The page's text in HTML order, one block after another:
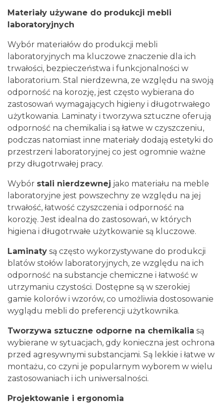
Materiały używane do produkcji mebli
laboratoryjnych
Wybór materiałów do produkcji mebli
laboratoryjnych ma kluczowe znaczenie dla ich
trwałości, bezpieczeństwa i funkcjonalności w
laboratorium. Stal nierdzewna, ze względu na swoją
odporność na korozję, jest często wybierana do
zastosowań wymagających higieny i długotrwałego
użytkowania. Laminaty i tworzywa sztuczne oferują
odporność na chemikalia i są łatwe w czyszczeniu,
podczas natomiast inne materiały dodają estetyki do
przestrzeni laboratoryjnej co jest ogromnie ważne
przy długotrwałej pracy.
Wybór stali nierdzewnej jako materiału na meble
laboratoryjne jest powszechny ze względu na jej
trwałość, łatwość czyszczenia i odporność na
korozję. Jest idealna do zastosowań, w których
higiena i długotrwałe użytkowanie są kluczowe.
Laminaty są często wykorzystywane do produkcji
blatów stołów laboratoryjnych, ze względu na ich
odporność na substancje chemiczne i łatwość w
utrzymaniu czystości. Dostępne są w szerokiej
gamie kolorów i wzorów, co umożliwia dostosowanie
wyglądu mebli do preferencji użytkownika.
Tworzywa sztuczne odporne na chemikalia są
wybierane w sytuacjach, gdy konieczna jest ochrona
przed agresywnymi substancjami. Są lekkie i łatwe w
montażu, co czyni je popularnym wyborem w wielu
zastosowaniach i ich uniwersalności.
Projektowanie i ergonomia